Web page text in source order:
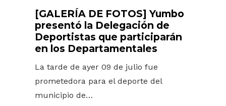
[GALERÍA DE FOTOS] Yumbo
presentó la Delegación de
Deportistas que participarán
en los Departamentales
La tarde de ayer 09 de julio fue
prometedora para el deporte del
municipio de…